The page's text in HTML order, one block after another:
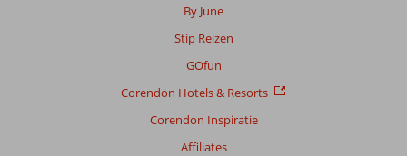
By June
Stip Reizen
GOfun
Corendon Hotels & Resorts
Corendon Inspiratie
Affiliates